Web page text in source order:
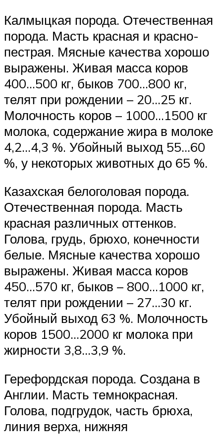
Калмыцкая порода. Отечественная
порода. Масть красная и красно-
пестрая. Мясные качества хорошо
выражены. Живая масса коров
400…500 кг, быков 700…800 кг,
телят при рождении – 20…25 кг.
Молочность коров – 1000…1500 кг
молока, содержание жира в молоке
4,2…4,3 %. Убойный выход 55…60
%, у некоторых животных до 65 %.
Казахская белоголовая порода.
Отечественная порода. Масть
красная различных оттенков.
Голова, грудь, брюхо, конечности
белые. Мясные качества хорошо
выражены. Живая масса коров
450…570 кг, быков – 800…1000 кг,
телят при рождении – 27…30 кг.
Убойный выход 63 %. Молочность
коров 1500…2000 кг молока при
жирности 3,8…3,9 %.
Герефордская порода. Создана в
Англии. Масть темнокрасная.
Голова, подгрудок, часть брюха,
линия верха, нижняя